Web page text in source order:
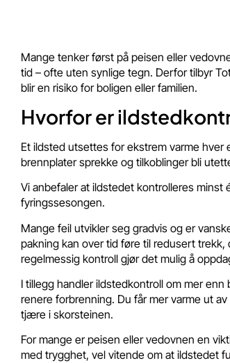
Mange tenker først på peisen eller
tid – ofte uten synlige tegn. Derfor tilbyr
blir en risiko for boligen eller familien.
Hvorfor er
Et ildsted utsettes for ekstrem varme
brennplater sprekke og tilkoblinger bli
Vi anbefaler at ildstedet kontrolleres
fyringssesongen.
Mange feil utvikler seg gradvis og er
pakning kan over tid føre til redusert
regelmessig kontroll gjør det mulig å
I tillegg handler ildstedkontroll om mer
renere forbrenning. Du får mer varme ut
tjære i skorsteinen.
For mange er peisen eller vedovnen en
med trygghet, vel vitende om at ildstedet